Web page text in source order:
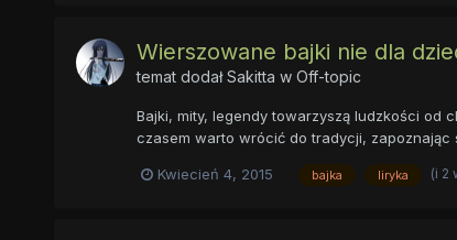
Wierszowane bajki nie dla
temat dodałSakitta w Off-topic
Bajki, mity, legendy towarzyszą ludzkości od
czasem warto wrócić do tradycji, zapoznając
Kwiecień 4, 2015 bajka liryka (i 2